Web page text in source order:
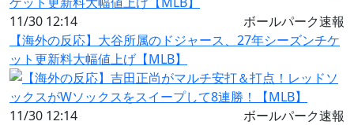
11/30 12:14
ボールパーク速報
【海外の反応】大谷所属のドジャース、27年シーズンチケ
ット更新料大幅値上げ【MLB】
11/30 12:14
ボールパーク速報